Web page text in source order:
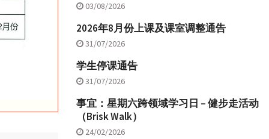
03/08/2026
2026年8月份上课及课室调整通告
31/07/2026
学生停课通告
31/07/2026
事宜：星期六跨领域学习日 – 健步走活动
（Brisk Walk）
24/02/2026